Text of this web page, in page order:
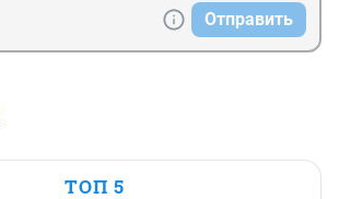
Отправить
ТОП 5